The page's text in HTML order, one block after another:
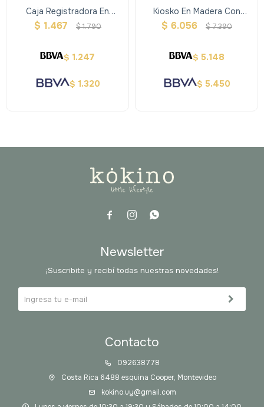
Caja Registradora En
Madera
$ 1.467 $1.790
$ 1.247
$ 1.320
Kiosko En Madera Con
Accesorio
$ 6.056 $7.390
$ 5.148
$ 5.450
  
Contacto
092638778
Costa Rica 6488 esquina Cooper, Montevideo
kokino.uy@gmail.com
Newsletter
¡Suscribite y recibí todas nuestras novedades!